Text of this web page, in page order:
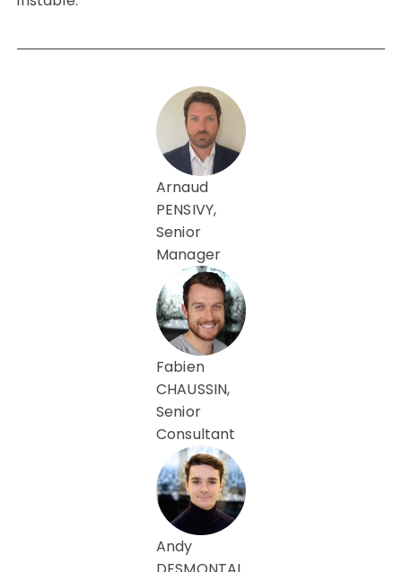
Arnaud
PENSIVY,
Senior
Manager
Fabien
CHAUSSIN,
Senior
Consultant
Andy